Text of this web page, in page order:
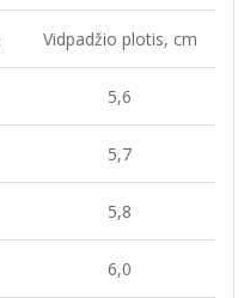
Vidpadžio plotis, cm
5,6
5,7
5,8
6,0